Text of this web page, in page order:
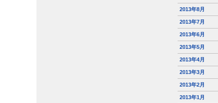
2013年8月
2013年7月
2013年6月
2013年5月
2013年4月
2013年3月
2013年2月
2013年1月